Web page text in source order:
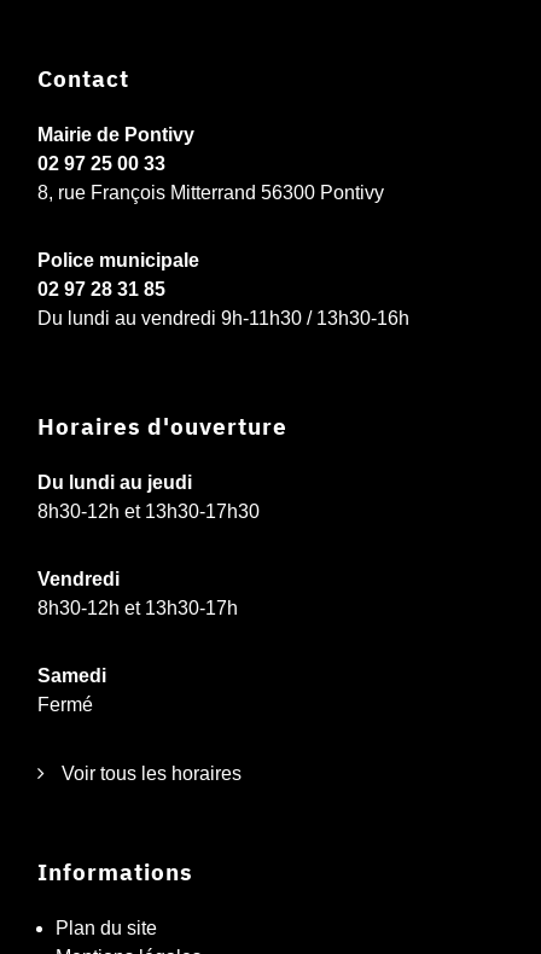
Contact
Mairie de Pontivy
02 97 25 00 33
8, rue François Mitterrand 56300 Pontivy
Police municipale
02 97 28 31 85
Du lundi au vendredi 9h-11h30 / 13h30-16h
Horaires d'ouverture
Du lundi au jeudi
8h30-12h et 13h30-17h30
Vendredi
8h30-12h et 13h30-17h
Samedi
Fermé
Voir tous les horaires
Informations
Plan du site